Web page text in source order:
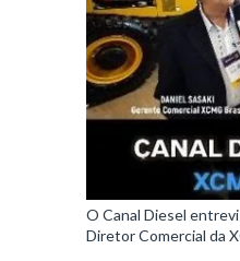
O Canal Diesel
Diretor Comercial da